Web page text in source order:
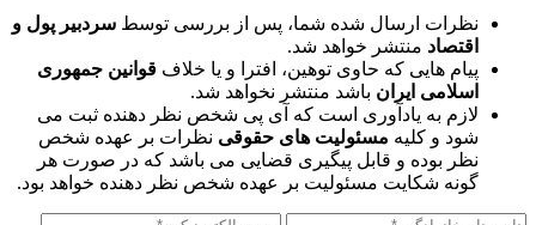
نظرات ارسال شده شما، پس از بررسی توسط سردبیر پول و
اقتصاد منتشر خواهد شد.
پیام هایی که حاوی توهین، افترا و یا خلاف قوانین جمهوری
اسلامی ایران باشد منتشر نخواهد شد.
لازم به یادآوری است که آی پی شخص نظر دهنده ثبت می
شود و کلیه مسئولیت های حقوقی نظرات بر عهده شخص
نظر بوده و قابل پیگیری قضایی می باشد که در صورت هر
گونه شکایت مسئولیت بر عهده شخص نظر دهنده خواهد بود.